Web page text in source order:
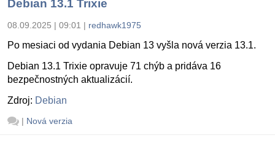
Debian 13.1 Trixie
08.09.2025 | 09:01 | redhawk1975
Po mesiaci od vydania Debian 13 vyšla nová verzia 13.1.
Debian 13.1 Trixie opravuje 71 chýb a pridáva 16
bezpečnostných aktualizácií.
Zdroj: Debian
| Nová verzia